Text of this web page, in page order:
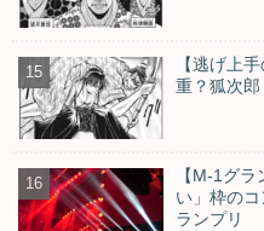
【逃げ上
重？狐次郎
【M-1グ
い」枠の
ランプリ